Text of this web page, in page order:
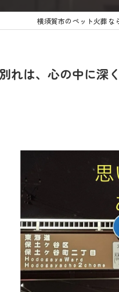
横須賀市のペット火葬な
れは、心の中に深